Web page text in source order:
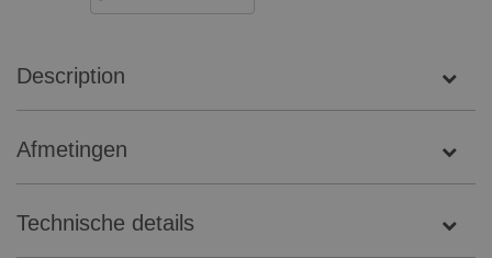
Description
Afmetingen
Technische details